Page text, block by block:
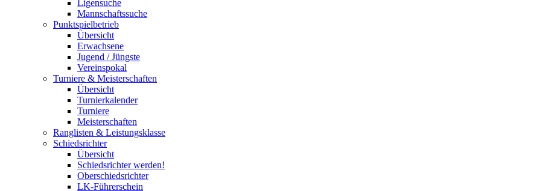
Ligensuche
Mannschaftssuche
Punktspielbetrieb
Übersicht
Erwachsene
Jugend / Jüngste
Vereinspokal
Turniere & Meisterschaften
Übersicht
Turnierkalender
Turniere
Meisterschaften
Ranglisten & Leistungsklasse
Schiedsrichter
Übersicht
Schiedsrichter werden!
Oberschiedsrichter
LK-Führerschein